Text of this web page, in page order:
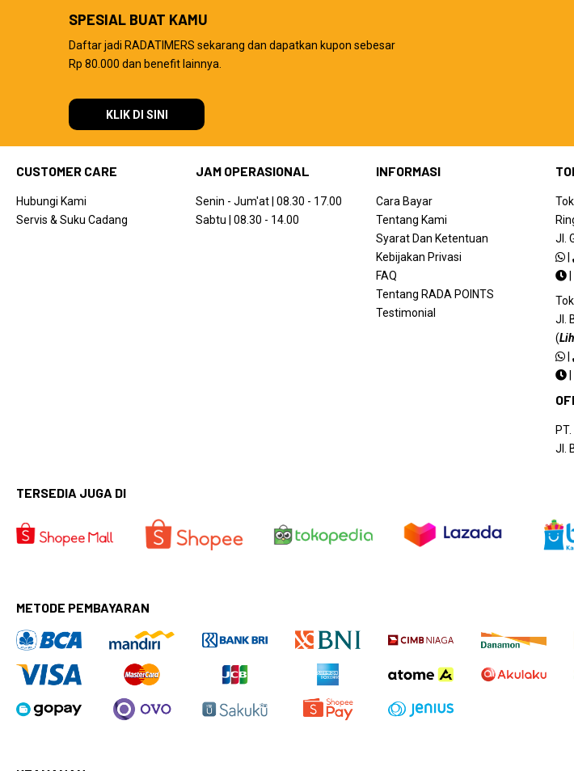
SPESIAL BUAT KAMU
Daftar jadi RADATIMERS sekarang dan dapatkan kupon sebesar
Rp 80.000 dan benefit lainnya.
KLIK DI SINI
CUSTOMER CARE
Hubungi Kami
Servis & Suku Cadang
JAM OPERASIONAL
Senin - Jum'at | 08.30 - 17.00
Sabtu | 08.30 - 14.00
INFORMASI
Cara Bayar
Tentang Kami
Syarat Dan Ketentuan
Kebijakan Privasi
FAQ
Tentang RADA POINTS
Testimonial
Jl.
|
|
Jl.
(
|
|
Jl.
TERSEDIA JUGA DI
METODE PEMBAYARAN